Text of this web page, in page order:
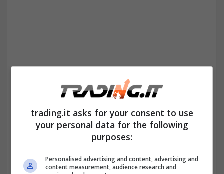
Sebbene i controlli da parte delle autorità si
siano fatti nel corso del tempo sempre più
serrati e stringenti, di fatto
della contraffazionenon sembra rallentare.
trading.it asks for your consent to use
your personal data for the following
purposes:
Personalised advertising and content, advertising and
content measurement, audience research and